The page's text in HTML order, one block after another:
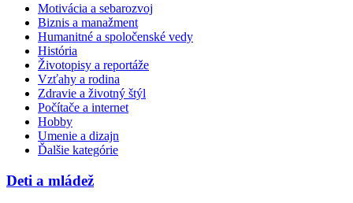
Motivácia a sebarozvoj
Biznis a manažment
Humanitné a spoločenské vedy
História
Životopisy a reportáže
Vzťahy a rodina
Zdravie a životný štýl
Počítače a internet
Hobby
Umenie a dizajn
Ďalšie kategórie
Deti a mládež